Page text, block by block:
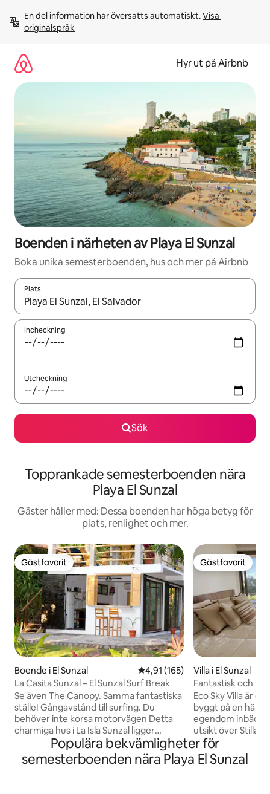
innehåll
En del information har översatts automatiskt. Visa
originalspråk
Hyr ut på Airbnb
Boenden i närheten av Playa El Sunzal
Boka unika semesterboenden, hus och mer på Airbnb
Plats
När resultaten är tillgängliga kan du navigera med upp- och
Incheckning
Utcheckning
Sök
Topprankade semesterboenden nära
Playa El Sunzal
Gäster håller med: Dessa boenden har höga betyg för
plats, renlighet och mer.
Gästfavorit
Gästfavorit
Boende i El Sunzal 4,91 av 5 i genomsnittligt
4,91 (165)
La Casita Sunzal – El Sunzal Surf Break
Se även The Canopy. Samma fantastiska
ställe! Gångavstånd till surfing. Du
behöver inte korsa motorvägen Detta
charmiga hus i La Isla Sunzal ligger
inbäddat mellan El Tunco och Playa
Sunzal och erbjuder sina gäster det
bästa av El Salvador med sin frodiga
Gästfavorit
Gästfavorit
Villa i El Sunzal
Fantastisk och
havsutsikt
Eco Sky Villa är
byggt på en
egendom
utsikt över Stilla
njuta av svalare
en bred flytande
träd, koppla av
Populära bekvämligheter för
semesterboenden nära Playa El Sunzal